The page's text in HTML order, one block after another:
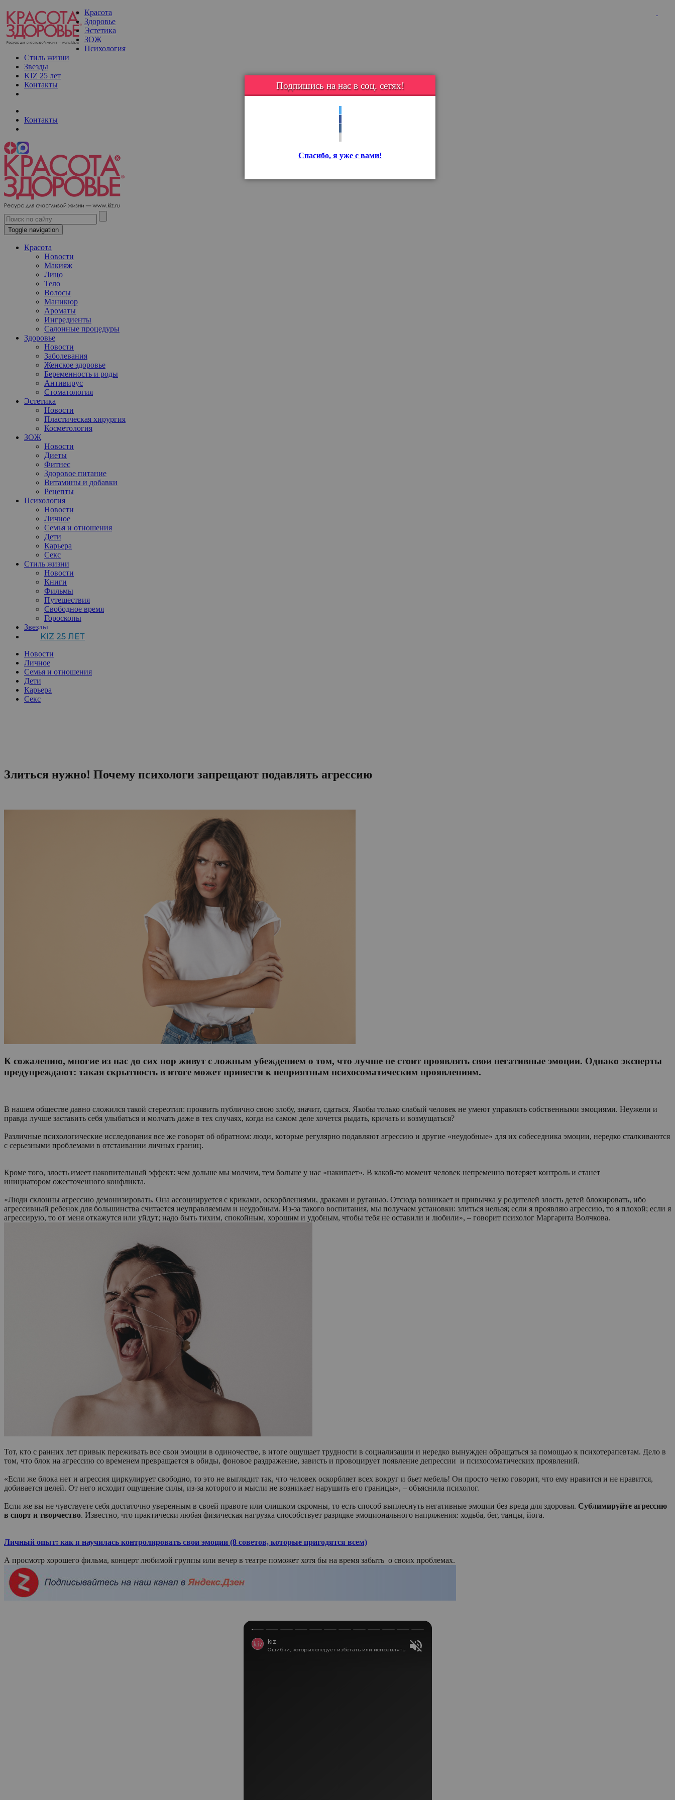
Красота
Здоровье
Эстетика
ЗОЖ
Психология
Стиль жизни
Звезды
KIZ 25 лет
Контакты
Контакты
Toggle navigation
Красота
Новости
Макияж
Лицо
Тело
Волосы
Маникюр
Ароматы
Ингредиенты
Салонные процедуры
Здоровье
Новости
Заболевания
Женское здоровье
Беременность и роды
Антивирус
Стоматология
Эстетика
Новости
Пластическая хирургия
Косметология
ЗОЖ
Новости
Диеты
Фитнес
Здоровое питание
Витамины и добавки
Рецепты
Психология
Новости
Личное
Семья и отношения
Дети
Карьера
Секс
Стиль жизни
Новости
Книги
Фильмы
Путешествия
Свободное время
Гороскопы
Звезды
KIZ 25 ЛЕТ
Новости
Личное
Семья и отношения
Дети
Карьера
Секс
Подпишись на нас в соц. сетях!
Спасибо, я уже с вами!
Злиться нужно! Почему психологи запрещают подавлять агрессию
К сожалению, многие из нас до сих пор живут с ложным убеждением о том, что лучше не стоит проявлять свои негативные эмоции. Однако эксперты
предупреждают: такая скрытность в итоге может привести к неприятным психосоматическим проявлениям.
В нашем обществе давно сложился такой стереотип: проявить публично свою злобу, значит, сдаться. Якобы только слабый человек не умеют управлять собственными эмоциями. Неужели и
правда лучше заставить себя улыбаться и молчать даже в тех случаях, когда на самом деле хочется рыдать, кричать и возмущаться?
Различные психологические исследования все же говорят об обратном: люди, которые регулярно подавляют агрессию и другие «неудобные» для их собеседника эмоции, нередко сталкиваются
с серьезными проблемами в отстаивании личных границ.
Кроме того, злость имеет накопительный эффект: чем дольше мы молчим, тем больше у нас «накипает». В какой-то момент человек непременно потеряет контроль и станет
инициатором ожесточенного конфликта.
«Люди склонны агрессию демонизировать. Она ассоциируется с криками, оскорблениями, драками и руганью. Отсюда возникает и привычка у родителей злость детей блокировать, ибо
агрессивный ребенок для большинства считается неуправляемым и неудобным. Из-за такого воспитания, мы получаем установки: злиться нельзя; если я проявляю агрессию, то я плохой; если я
агрессирую, то от меня откажутся или уйдут; надо быть тихим, спокойным, хорошим и удобным, чтобы тебя не оставили и любили», – говорит психолог Маргарита Волчкова.
Тот, кто с ранних лет привык переживать все свои эмоции в одиночестве, в итоге ощущает трудности в социализации и нередко вынужден обращаться за помощью к психотерапевтам. Дело в
том, что блок на агрессию со временем превращается в обиды, фоновое раздражение, зависть и провоцирует появление депрессии и психосоматических проявлений.
«Если же блока нет и агрессия циркулирует свободно, то это не выглядит так, что человек оскорбляет всех вокруг и бьет мебель! Он просто четко говорит, что ему нравится и не нравится,
добивается целей. От него исходит ощущение силы, из-за которого и мысли не возникает нарушить его границы», – объяснила психолог.
Если же вы не чувствуете себя достаточно уверенным в своей правоте или слишком скромны, то есть способ выплеснуть негативные эмоции без вреда для здоровья. Сублимируйте агрессию
в спорт и творчество. Известно, что практически любая физическая нагрузка способствует разрядке эмоционального напряжения: ходьба, бег, танцы, йога.
Личный опыт: как я научилась контролировать свои эмоции (8 советов, которые пригодятся всем)
А просмотр хорошего фильма, концерт любимой группы или вечер в театре поможет хотя бы на время забыть о своих проблемах.